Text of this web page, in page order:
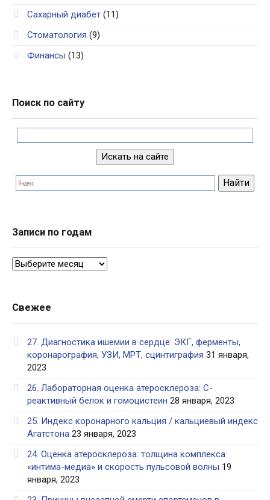
Сахарный диабет (11)
Стоматология (9)
Финансы (13)
Поиск по сайту
Записи по годам
Записи
Свежее
27. Диагностика ишемии в сердце: ЭКГ, ферменты,
коронарография, УЗИ, МРТ, сцинтиграфия 31 января,
2023
26. Лабораторная оценка атеросклероза: С-
реактивный белок и гомоцистеин 28 января, 2023
25. Индекс коронарного кальция / кальциевый индекс
Агатстона 23 января, 2023
24. Оценка атеросклероза: толщина комплекса
«интима-медиа» и скорость пульсовой волны 19
января, 2023